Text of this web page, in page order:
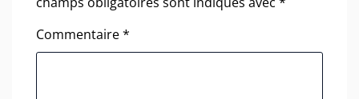
Commentaire*